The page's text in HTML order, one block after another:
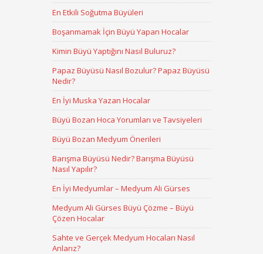
En Etkili Soğutma Büyüleri
Boşanmamak İçin Büyü Yapan Hocalar
Kimin Büyü Yaptığını Nasıl Buluruz?
Papaz Büyüsü Nasıl Bozulur? Papaz Büyüsü
Nedir?
En İyi Muska Yazan Hocalar
Büyü Bozan Hoca Yorumları ve Tavsiyeleri
Büyü Bozan Medyum Önerileri
Barışma Büyüsü Nedir? Barışma Büyüsü
Nasıl Yapılır?
En İyi Medyumlar – Medyum Ali Gürses
Medyum Ali Gürses Büyü Çözme – Büyü
Çözen Hocalar
Sahte ve Gerçek Medyum Hocaları Nasıl
Anlarız?